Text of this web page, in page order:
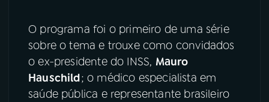
YouTube Facebook
Instagram X
TikTok
O programa foi o primeiro de uma série
sobre o tema e trouxe como convidados
o ex-presidente do INSS, Mauro
Hauschild; o médico especialista em
saúde pública e representante brasileiro